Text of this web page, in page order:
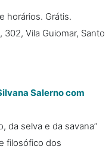
horários. Grátis.
302, Vila Guiomar, Santo
Salerno com
da selva e da savana”
filosófico dos